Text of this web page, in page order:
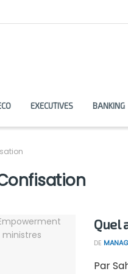
EXECUTIVES BANKING
Quel
DE
Par